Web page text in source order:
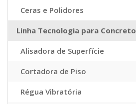
Ceras e Polidores
Linha Tecnologia para Concreto
Alisadora de Superfície
Cortadora de Piso
Régua Vibratória